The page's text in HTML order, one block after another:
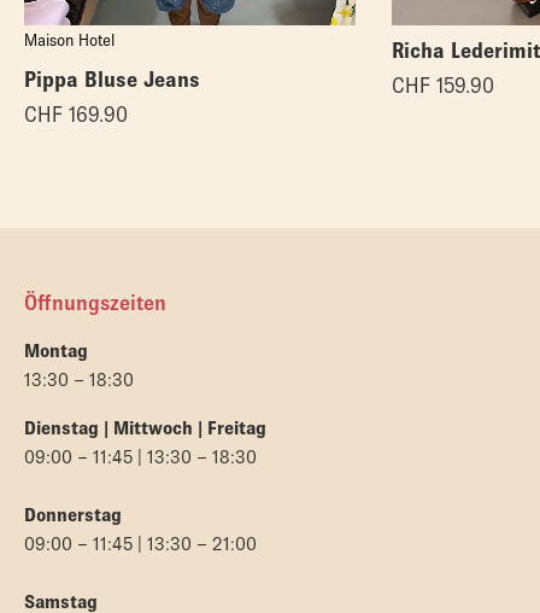
Maison Hotel
Pippa Bluse Jeans
CHF 169.90
Richa
CHF 159.90
Öffnungszeiten
Montag
13:30 – 18:30
Dienstag | Mittwoch | Freitag
09:00 – 11:45 | 13:30 – 18:30
Donnerstag
09:00 – 11:45 | 13:30 – 21:00
Samstag